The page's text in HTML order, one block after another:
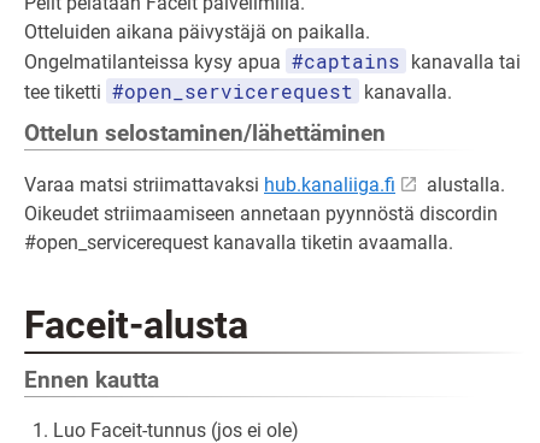
Otteluiden aikana päivystäjä on paikalla.
Ongelmatilanteissa kysy apua #captains kanavalla tai
tee tiketti #open_servicerequest kanavalla.
Ottelun selostaminen/lähettäminen
Varaa matsi striimattavaksi hub.kanaliiga.fi
alustalla.
Oikeudet striimaamiseen annetaan pyynnöstä discordin
#open_servicerequest kanavalla tiketin avaamalla.
Faceit-alusta
Ennen kautta
Luo Faceit-tunnus (jos ei ole)